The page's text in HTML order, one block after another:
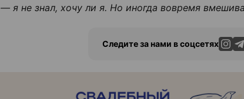
— я не знал, хочу ли я. Но иногда вовремя
Следите за нами в соцсетях